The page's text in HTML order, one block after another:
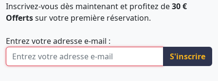
Inscrivez-vous dès maintenant et profitez de30 €
Offertssur votre première réservation.
Entrez votre adresse e-mail :
S'inscrire